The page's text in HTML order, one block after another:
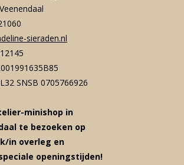
sieraden.nl
SNSB 0705766926
minishop in
te bezoeken op
in overleg en
openingstijden!